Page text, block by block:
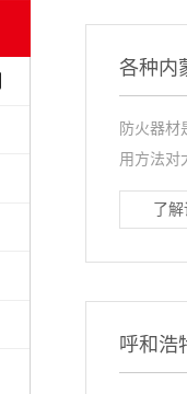
各种内
防火器材
用方法对
了
呼和浩